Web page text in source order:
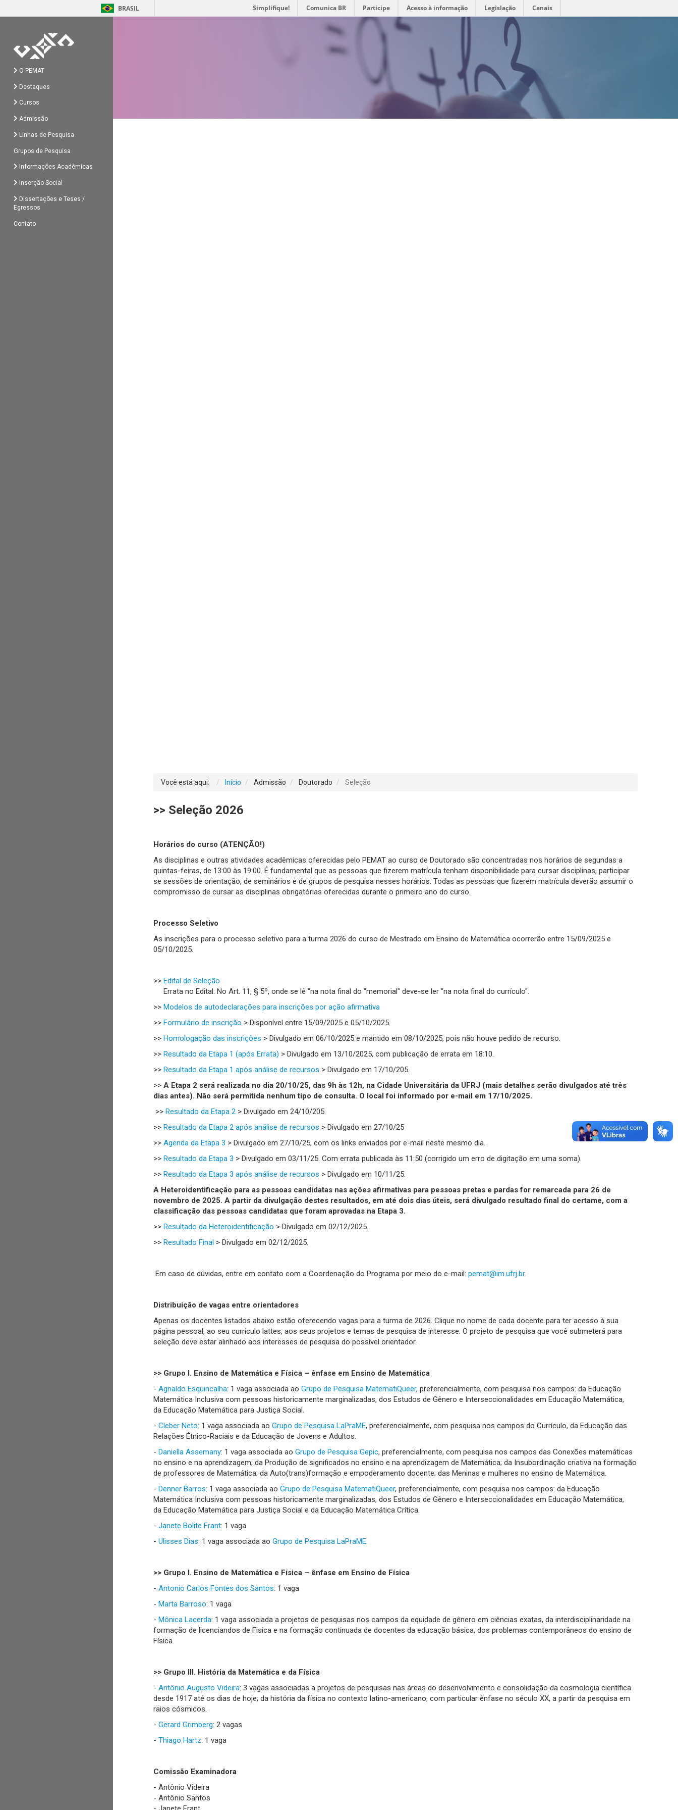
BRASIL Simplifique! Comunica BR Participe Acesso à informação Legislação Canais
O PEMAT
Destaques
Cursos
Admissão
Linhas de Pesquisa
Grupos de Pesquisa
Informações Acadêmicas
Inserção Social
Dissertações e Teses /
Egressos
Contato
Você está aqui: Início Admissão Doutorado Seleção
>> Seleção 2026
Horários do curso (ATENÇÃO!)
As disciplinas e outras atividades acadêmicas oferecidas pelo PEMAT ao curso de Doutorado são concentradas nos horários de segundas a
quintas-feiras, de 13:00 às 19:00. É fundamental que as pessoas que fizerem matrícula tenham disponibilidade para cursar disciplinas, participar
se sessões de orientação, de seminários e de grupos de pesquisa nesses horários. Todas as pessoas que fizerem matrícula deverão assumir o
compromisso de cursar as disciplinas obrigatórias oferecidas durante o primeiro ano do curso.
Processo Seletivo
As inscrições para o processo seletivo para a turma 2026 do curso de Mestrado em Ensino de Matemática ocorrerão entre 15/09/2025 e
05/10/2025.
>> Edital de Seleção
Errata no Edital: No Art. 11, § 5º, onde se lê "na nota final do "memorial" deve-se ler "na nota final do currículo".
>> Modelos de autodeclarações para inscrições por ação afirmativa
>> Formulário de inscrição > Disponível entre 15/09/2025 e 05/10/2025.
>> Homologação das inscrições > Divulgado em 06/10/2025 e mantido em 08/10/2025, pois não houve pedido de recurso.
>> Resultado da Etapa 1 (após Errata) > Divulgado em 13/10/2025, com publicação de errata em 18:10.
>> Resultado da Etapa 1 após análise de recursos > Divulgado em 17/10/205.
>> A Etapa 2 será realizada no dia 20/10/25, das 9h às 12h, na Cidade Universitária da UFRJ (mais detalhes serão divulgados até três
dias antes). Não será permitida nenhum tipo de consulta. O local foi informado por e-mail em 17/10/2025.
>> Resultado da Etapa 2 > Divulgado em 24/10/205.
>> Resultado da Etapa 2 após análise de recursos > Divulgado em 27/10/25
>> Agenda da Etapa 3 > Divulgado em 27/10/25, com os links enviados por e-mail neste mesmo dia.
>> Resultado da Etapa 3 > Divulgado em 03/11/25. Com errata publicada às 11:50 (corrigido um erro de digitação em uma soma).
>> Resultado da Etapa 3 após análise de recursos > Divulgado em 10/11/25.
A Heteroidentificação para as pessoas candidatas nas ações afirmativas para pessoas pretas e pardas for remarcada para 26 de
novembro de 2025. A partir da divulgação destes resultados, em até dois dias úteis, será divulgado resultado final do certame, com a
classificação das pessoas candidatas que foram aprovadas na Etapa 3.
>> Resultado da Heteroidentificação > Divulgado em 02/12/2025.
>> Resultado Final > Divulgado em 02/12/2025.
Em caso de dúvidas, entre em contato com a Coordenação do Programa por meio do e-mail: pemat@im.ufrj.br.
Distribuição de vagas entre orientadores
Apenas os docentes listados abaixo estão oferecendo vagas para a turma de 2026. Clique no nome de cada docente para ter acesso à sua
página pessoal, ao seu currículo lattes, aos seus projetos e temas de pesquisa de interesse. O projeto de pesquisa que você submeterá para
seleção deve estar alinhado aos interesses de pesquisa do possível orientador.
>> Grupo I. Ensino de Matemática e Física – ênfase em Ensino de Matemática
- Agnaldo Esquincalha: 1 vaga associada ao Grupo de Pesquisa MatematiQueer, preferencialmente, com pesquisa nos campos: da Educação
Matemática Inclusiva com pessoas historicamente marginalizadas, dos Estudos de Gênero e Interseccionalidades em Educação Matemática,
da Educação Matemática para Justiça Social.
- Cleber Neto: 1 vaga associada ao Grupo de Pesquisa LaPraME, preferencialmente, com pesquisa nos campos do Currículo, da Educação das
Relações Étnico-Raciais e da Educação de Jovens e Adultos.
- Daniella Assemany: 1 vaga associada ao Grupo de Pesquisa Gepic, preferencialmente, com pesquisa nos campos das Conexões matemáticas
no ensino e na aprendizagem; da Produção de significados no ensino e na aprendizagem de Matemática; da Insubordinação criativa na formação
de professores de Matemática; da Auto(trans)formação e empoderamento docente; das Meninas e mulheres no ensino de Matemática.
- Denner Barros: 1 vaga associada ao Grupo de Pesquisa MatematiQueer, preferencialmente, com pesquisa nos campos: da Educação
Matemática Inclusiva com pessoas historicamente marginalizadas, dos Estudos de Gênero e Interseccionalidades em Educação Matemática,
da Educação Matemática para Justiça Social e da Educação Matemática Crítica.
- Janete Bolite Frant: 1 vaga
- Ulisses Dias: 1 vaga associada ao Grupo de Pesquisa LaPraME.
>> Grupo I. Ensino de Matemática e Física – ênfase em Ensino de Física
- Antonio Carlos Fontes dos Santos: 1 vaga
- Marta Barroso: 1 vaga
- Mônica Lacerda: 1 vaga associada a projetos de pesquisas nos campos da equidade de gênero em ciências exatas, da interdisciplinaridade na
formação de licenciandos de Fisica e na formação continuada de docentes da educação básica, dos problemas contemporâneos do ensino de
Física.
>> Grupo III. História da Matemática e da Física
- Antônio Augusto Videira: 3 vagas associadas a projetos de pesquisas nas áreas do desenvolvimento e consolidação da cosmologia científica
desde 1917 até os dias de hoje; da história da física no contexto latino-americano, com particular ênfase no século XX, a partir da pesquisa em
raios cósmicos.
- Gerard Grimberg: 2 vagas
- Thiago Hartz: 1 vaga
Comissão Examinadora
- Antônio Videira
- Antônio Santos